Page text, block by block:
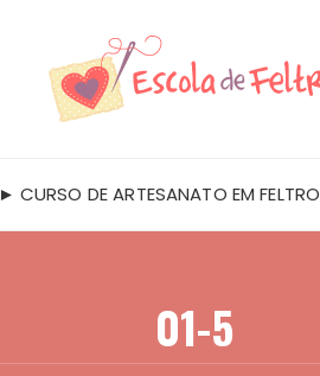
► CURSO DE ARTESANATO EM FELTRO
01-5